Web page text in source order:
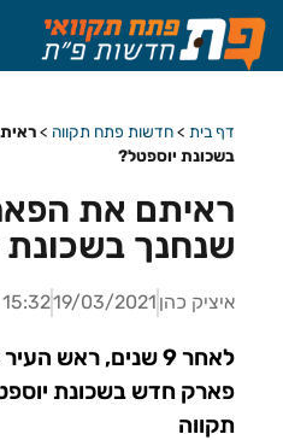
דף בית >חדשות פתח תקווה >
בשכונת יוספטל?
ראיתם את
שנחנך בשכונת
איציק כהן 19/03/2021
15:32
לאחר 9 שנים, ראש
פארק חדש בשכונת
תקווה